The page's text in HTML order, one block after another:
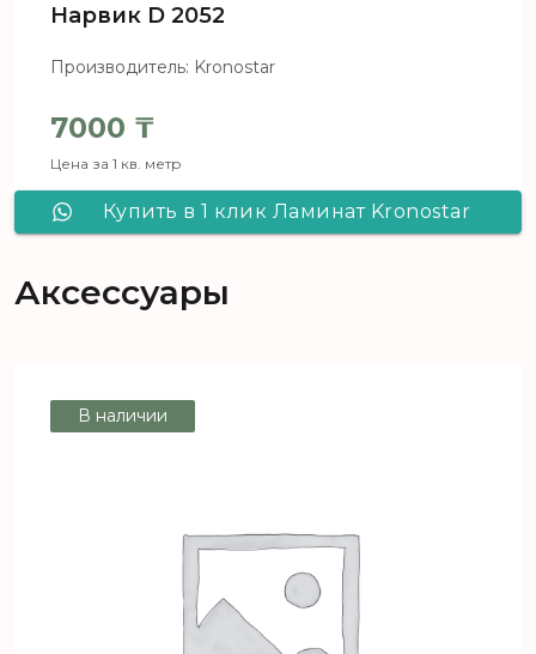
Нарвик D 2052
Производитель: Kronostar
7000 ₸
Цена за 1 кв. метр
Купить в 1 клик Ламинат Kronostar
Аксессуары
В наличии